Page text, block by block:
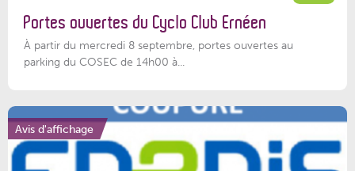
Portes ouvertes du Cyclo Club Ernéen
À partir du mercredi 8 septembre, portes ouvertes au
parking du COSEC de 14h00 à...
Avis d'affichage